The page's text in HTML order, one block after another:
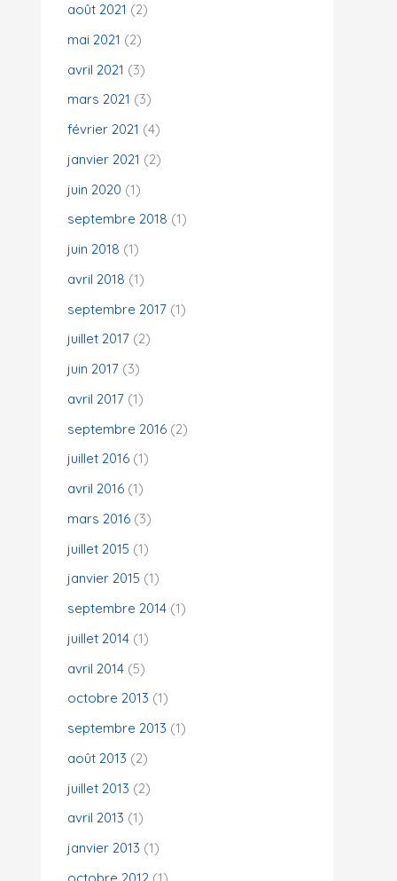
août 2021 (2)
mai 2021 (2)
avril 2021 (3)
mars 2021 (3)
février 2021 (4)
janvier 2021 (2)
juin 2020 (1)
septembre 2018 (1)
juin 2018 (1)
avril 2018 (1)
septembre 2017 (1)
juillet 2017 (2)
juin 2017 (3)
avril 2017 (1)
septembre 2016 (2)
juillet 2016 (1)
avril 2016 (1)
mars 2016 (3)
juillet 2015 (1)
janvier 2015 (1)
septembre 2014 (1)
juillet 2014 (1)
avril 2014 (5)
octobre 2013 (1)
septembre 2013 (1)
août 2013 (2)
juillet 2013 (2)
avril 2013 (1)
janvier 2013 (1)